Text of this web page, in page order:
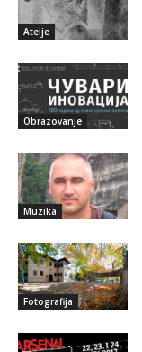
Atelje
Obrazovanje
Muzika
Fotografija